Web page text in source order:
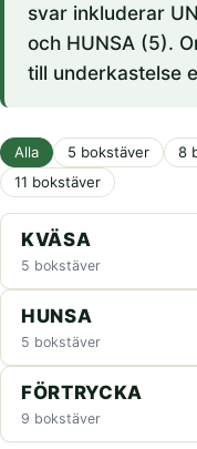
svar inkluderar
och HUNSA (5).
till underkastelse
Alla 5 bokstäver 8
11 bokstäver
KVÄSA
5 bokstäver
HUNSA
5 bokstäver
FÖRTRYCKA
9 bokstäver